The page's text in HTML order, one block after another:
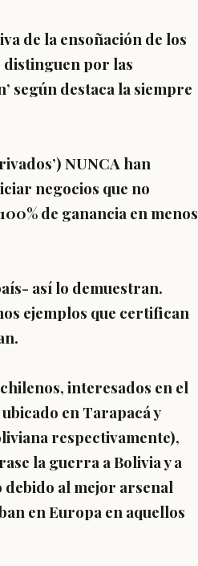
de la ensoñación de los
distinguen por las
según destaca la siempre
NUNCA han
negocios que no
de ganancia en menos
así lo demuestran.
ejemplos que certifican
interesados en el
en Tarapacá y
respectivamente),
la guerra a Bolivia y a
al mejor arsenal
en Europa en aquellos